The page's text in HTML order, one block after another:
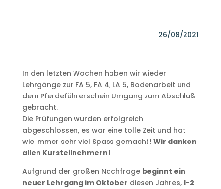
In den letzten Wochen haben wir wieder
Lehrgänge zur FA 5, FA 4, LA 5, Bodenarbeit und
dem Pferdeführerschein Umgang zum Abschluß
gebracht.
Die Prüfungen wurden erfolgreich
abgeschlossen, es war eine tolle Zeit und hat
wie immer sehr viel Spass gemacht! Wir danken
allen Kursteilnehmern!
Aufgrund der großen Nachfrage beginnt ein
neuer Lehrgang im Oktober diesen Jahres, 1-2
26/08/2021